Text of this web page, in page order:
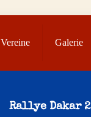
Vereine Galerie
Rallye Dakar